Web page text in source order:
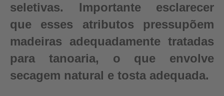
seletivas. Importante esclarecer
que esses atributos pressupõem
madeiras adequadamente tratadas
para tanoaria, o que envolve
secagem natural e tosta adequada.